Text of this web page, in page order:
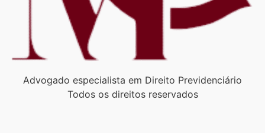
Advogado especialista em Direito Previdenciário
Todos os direitos reservados